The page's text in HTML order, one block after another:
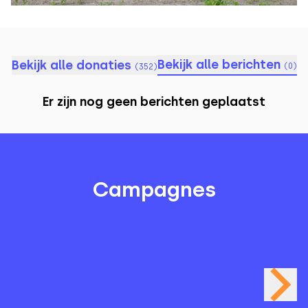
Bekijk alle donaties (352 )Bekijk alle berichten ( 0 )
Er zijn nog geen berichten geplaatst
Campagnes